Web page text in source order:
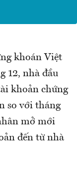
khoán Việt
12, nhà đầu
khoản chứng
so với tháng
mở mới
đến từ nhà